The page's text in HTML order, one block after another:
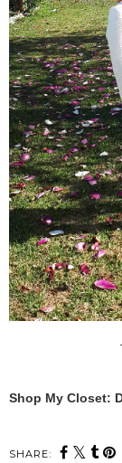
Shop My Closet:
SHARE: